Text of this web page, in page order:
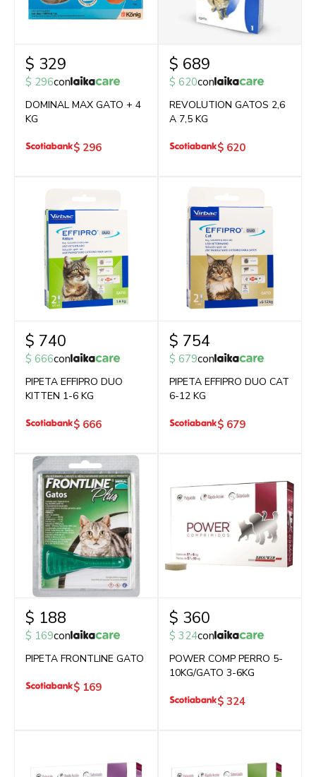
$ 329
$ 296con
DOMINAL MAX GATO + 4
KG
$ 296
$ 689
$ 620con
REVOLUTION GATOS 2,6
A 7,5 KG
$ 620
$ 740
$ 666con
PIPETA EFFIPRO DUO
KITTEN 1-6 KG
$ 666
$ 754
$ 679con
PIPETA EFFIPRO DUO CAT
6-12 KG
$ 679
$ 188
$ 169con
PIPETA FRONTLINE GATO
$ 169
$ 360
$ 324con
POWER COMP PERRO 5-
10KG/GATO 3-6KG
$ 324